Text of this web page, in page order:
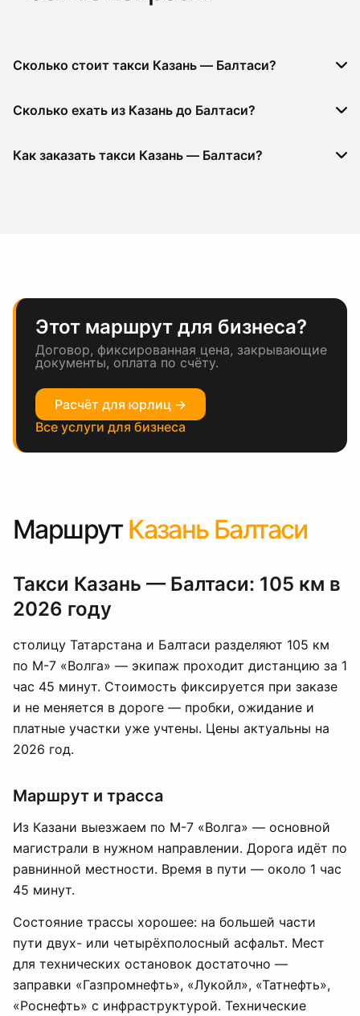
Сколько стоит такси Казань — Балтаси?
Сколько ехать из Казань до Балтаси?
Как заказать такси Казань — Балтаси?
Этот маршрут для бизнеса?
Договор, фиксированная цена, закрывающие
документы, оплата по счёту.
Расчёт для юрлиц →
Все услуги для бизнеса
Маршрут Казань Балтаси
Такси Казань — Балтаси: 105 км в
2026 году
столицу Татарстана и Балтаси разделяют 105 км
по М-7 «Волга» — экипаж проходит дистанцию за 1
час 45 минут. Стоимость фиксируется при заказе
и не меняется в дороге — пробки, ожидание и
платные участки уже учтены. Цены актуальны на
2026 год.
Маршрут и трасса
Из Казани выезжаем по М-7 «Волга» — основной
магистрали в нужном направлении. Дорога идёт по
равнинной местности. Время в пути — около 1 час
45 минут.
Состояние трассы хорошее: на большей части
пути двух- или четырёхполосный асфальт. Мест
для технических остановок достаточно —
заправки «Газпромнефть», «Лукойл», «Татнефть»,
«Роснефть» с инфраструктурой. Технические